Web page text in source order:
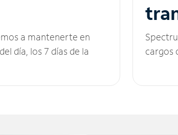
a mantenerte en
día, los 7 días de la
cargos